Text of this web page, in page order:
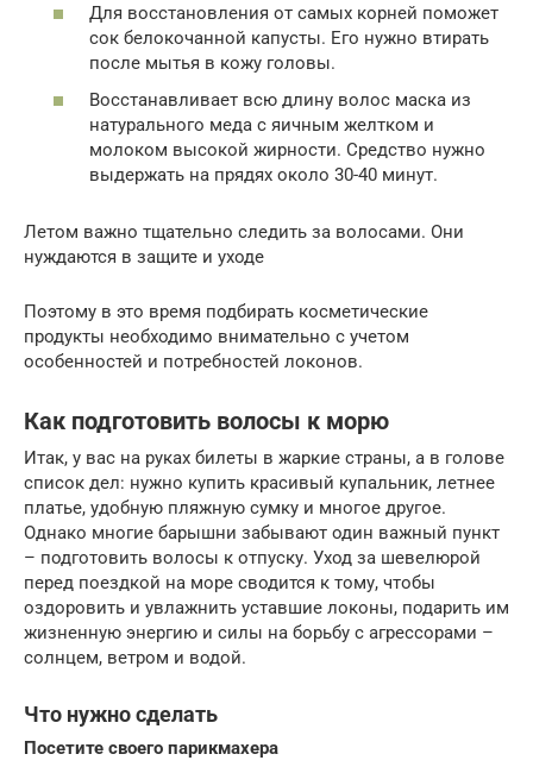
Для восстановления от самых корней поможет
сок белокочанной капусты. Его нужно втирать
после мытья в кожу головы.
Восстанавливает всю длину волос маска из
натурального меда с яичным желтком и
молоком высокой жирности. Средство нужно
выдержать на прядях около 30-40 минут.
Летом важно тщательно следить за волосами. Они
нуждаются в защите и уходе
Поэтому в это время подбирать косметические
продукты необходимо внимательно с учетом
особенностей и потребностей локонов.
Как подготовить волосы к морю
Итак, у вас на руках билеты в жаркие страны, а в голове
список дел: нужно купить красивый купальник, летнее
платье, удобную пляжную сумку и многое другое.
Однако многие барышни забывают один важный пункт
– подготовить волосы к отпуску. Уход за шевелюрой
перед поездкой на море сводится к тому, чтобы
оздоровить и увлажнить уставшие локоны, подарить им
жизненную энергию и силы на борьбу с агрессорами –
солнцем, ветром и водой.
Что нужно сделать
Посетите своего парикмахера